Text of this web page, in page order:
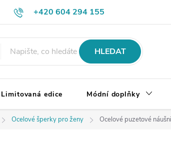
+420 604 294 155
vrácení a reklamace zboží
HLEDAT
Limitovaná edice Módní doplňky
Ocelové šperky pro ženy Ocelové puzetové